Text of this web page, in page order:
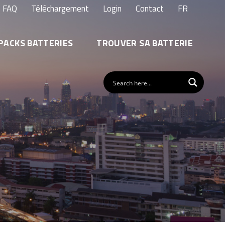
FAQ Téléchargement Login Contact FR
BATTERIES TROUVER SA BATTERIE